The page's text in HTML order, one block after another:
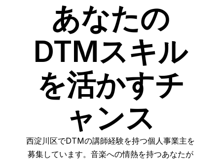
あなたの
DTMスキル
を活かすチ
ャンス
西淀川区でDTMの講師経験を持つ個人事業主を
募集しています。音楽への情熱を持つあなたが